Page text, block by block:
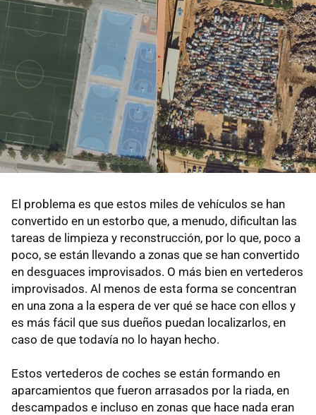
El problema es que estos miles de vehículos se han
convertido en un estorbo que, a menudo, dificultan las
tareas de limpieza y reconstrucción, por lo que, poco a
poco, se están llevando a zonas que se han convertido
en desguaces improvisados. O más bien en vertederos
improvisados. Al menos de esta forma se concentran
en una zona a la espera de ver qué se hace con ellos y
es más fácil que sus dueños puedan localizarlos, en
caso de que todavía no lo hayan hecho.
Estos vertederos de coches se están formando en
aparcamientos que fueron arrasados por la riada, en
descampados e incluso en zonas que hace nada eran